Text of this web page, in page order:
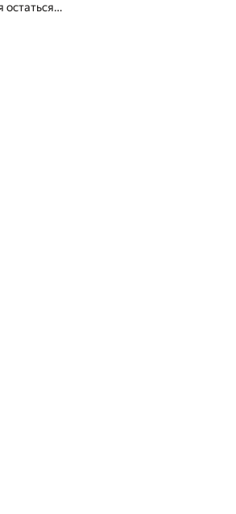
остаться…